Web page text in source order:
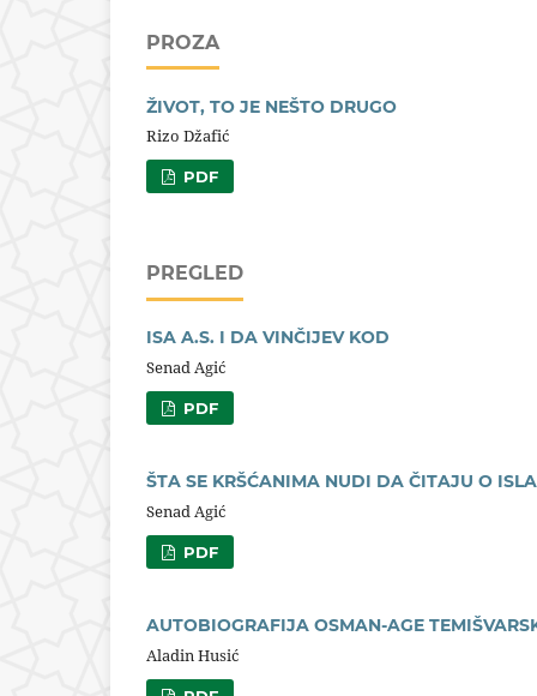
PROZA
ŽIVOT, TO JE NEŠTO DRUGO
Rizo Džafić
PDF
PREGLED
ISA A.S. I DA VINČIJEV KOD
Senad Agić
PDF
ŠTA SE KRŠĆANIMA NUDI DA ČITAJU O
Senad Agić
PDF
AUTOBIOGRAFIJA OSMAN-AGE
Aladin Husić